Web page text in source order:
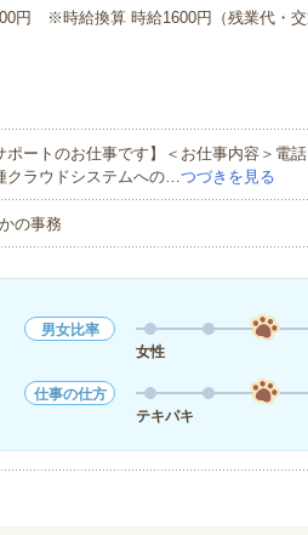
円 ※時給換算 時給1600円（残業代・
ポートのお仕事です】＜お仕事内容＞電
クラウドシステムへの…つづきを見る
の事務
男女比率
女性
仕事の仕方
テキパキ